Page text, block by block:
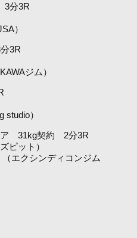
分3R
）
3R
ジム）
）
ア 31kg契約 2分3R
ピット）
エクシンディコンジム